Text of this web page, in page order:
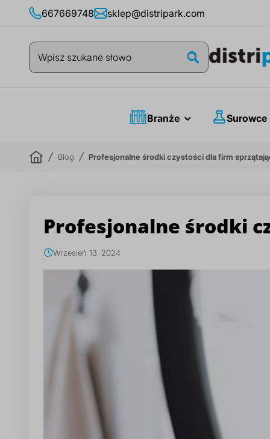
Przejdź
treści
667669748 sklep@distripark.com
Szukaj
Szukaj
Branże Surowce
Blog Profesjonalne środki czystości dla firm
Profesjonalne środki
Wrzesień 13, 2024